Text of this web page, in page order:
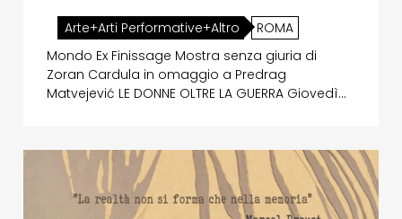
Arte+Arti Performative+Altro
ROMA
Mondo Ex Finissage Mostra senza giuria di
Zoran Cardula in omaggio a Predrag
Matvejević LE DONNE OLTRE LA GUERRA Giovedì…